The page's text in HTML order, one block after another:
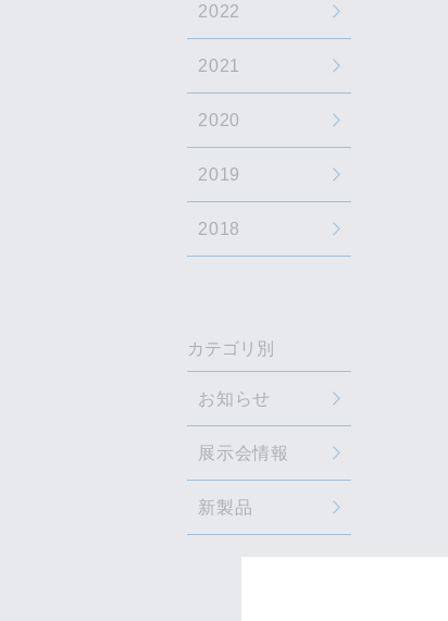
2022
2021
2020
2019
2018
カテゴリ別
お知らせ
展示会情報
新製品